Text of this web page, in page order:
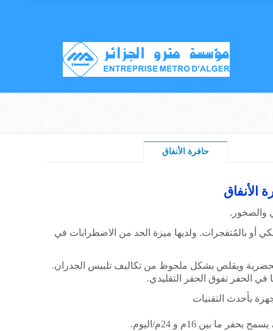
حافرة الأنفاق
الأنفاق
والصخور.
أو بالمُتفجرات. ولديها ميزة الحد من الاضطرابات في
ويقلص بشكل ملحوظ من تكاليف تلبيس الجدران.
بين 16م و 24م/اليوم.